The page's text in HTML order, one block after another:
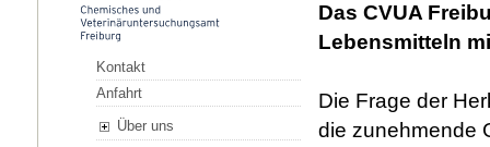
Kontakt
Anfahrt
Über uns
Das CVUA
Lebensmitteln
Die Frage der
die zunehmende